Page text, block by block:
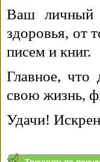
Ваш личный
здоровья, от
писем и книг.
Главное, что
свою жизнь,
Удачи!